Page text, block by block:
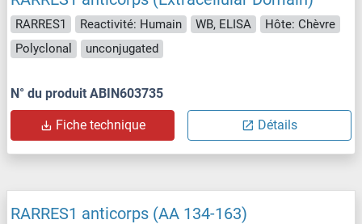
RARRES1 Reactivité: Humain WB, ELISA
Hôte: Chèvre
Polyclonal
unconjugated
N° du produit ABIN603735
Fiche technique Détails
RARRES1 anticorps (AA 134-163)